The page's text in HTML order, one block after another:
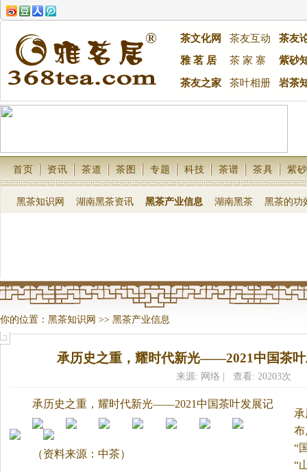
茶文化网 茶友互动
茶友
雅 茗 居
茶 家 寨 紫砂
茶友之家 茶叶相册 岩茶
首页 资讯 茶道 茶图 专题 科技 茶谱 茶具 紫砂
黑茶知识网 湖南黑茶资讯 黑茶产业信息 湖南黑茶 黑茶的功
你的位置： 黑茶知识网 >> 黑茶产业信息
承历史之重，耀时代新光——2021中国茶
来源: 网络 | 查看: 20203次
“
“
承历史之重，耀时代新光——2021中国茶叶发展记
（资料来源：中茶）